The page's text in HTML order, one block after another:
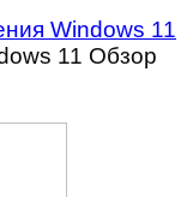
Windows 11
11 Обзор